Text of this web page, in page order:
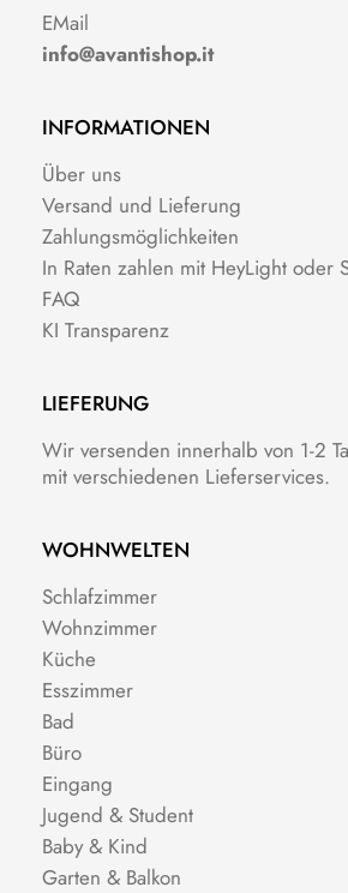
EMail
info@avantishop.it
INFORMATIONEN
Über uns
Versand und Lieferung
Zahlungsmöglichkeiten
In Raten zahlen mit HeyLight oder
FAQ
KI Transparenz
LIEFERUNG
Wir versenden innerhalb von 1-2
mit verschiedenen Lieferservices.
WOHNWELTEN
Schlafzimmer
Wohnzimmer
Küche
Esszimmer
Bad
Büro
Eingang
Jugend & Student
Baby & Kind
Garten & Balkon